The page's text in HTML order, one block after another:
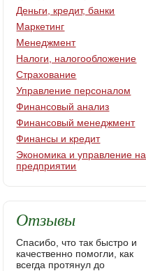
Деньги, кредит, банки
Маркетинг
Менеджмент
Налоги, налогообложение
Страхование
Управление персоналом
Финансовый анализ
Финансовый менеджмент
Финансы и кредит
Экономика и управление на
предприятии
Отзывы
Спасибо, что так быстро и
качественно помогли, как
всегда протянул до